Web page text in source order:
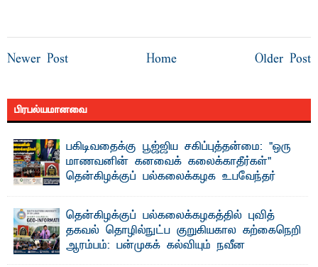
Newer Post Older Post
Home
பிரபல்யமானவை
பகிடிவதைக்கு பூஜ்ஜிய சகிப்புத்தன்மை: "ஒரு
மாணவனின் கனவைக் கலைக்காதீர்கள்" –
தென்கிழக்குப் பல்கலைக்கழக உபவேந்தர்
"ஒ ரு மாணவனின் அல்லது மாணவியின் கனவு என்னால்
கலைக்கப்படாது" என்ற உறுதியை ஒவ்வொரு மாணவரும் ...
தென்கிழக்குப் பல்கலைக்கழகத்தில் புவித்
தகவல் தொழில்நுட்ப குறுகியகால கற்கைநெறி
ஆரம்பம்: பன்முகக் கல்வியும் நவீன